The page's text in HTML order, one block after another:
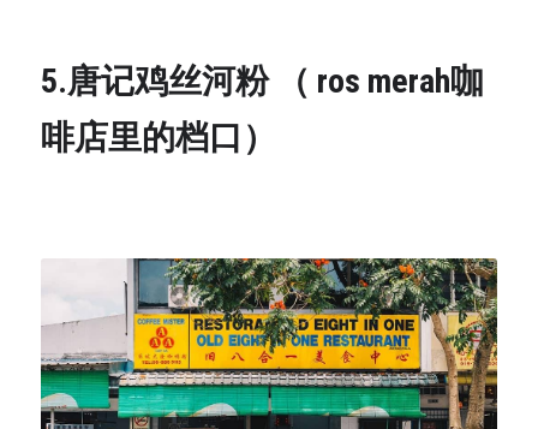
5.唐记鸡丝河粉 （ ros merah咖
啡店里的档口）